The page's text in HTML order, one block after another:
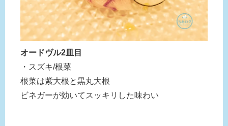
オードヴル2皿目
・スズキ/根菜
根菜は紫大根と黒丸大根
ビネガーが効いてスッキリした味わい